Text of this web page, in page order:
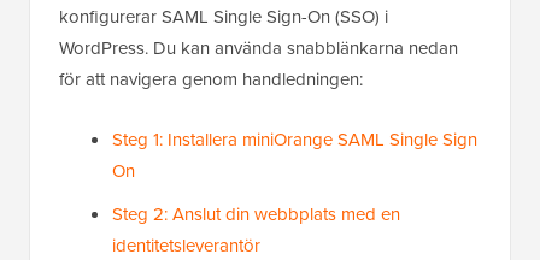
konfigurerar SAML Single Sign-On (SSO) i
WordPress. Du kan använda snabblänkarna nedan
för att navigera genom handledningen:
Steg 1: Installera miniOrange SAML Single Sign
On
Steg 2: Anslut din webbplats med en
identitetsleverantör